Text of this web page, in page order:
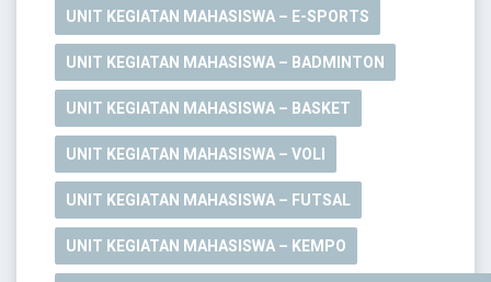
UNIT KEGIATAN MAHASISWA – E-SPORTS
UNIT KEGIATAN MAHASISWA – BADMINTON
UNIT KEGIATAN MAHASISWA – BASKET
UNIT KEGIATAN MAHASISWA – VOLI
UNIT KEGIATAN MAHASISWA – FUTSAL
UNIT KEGIATAN MAHASISWA – KEMPO